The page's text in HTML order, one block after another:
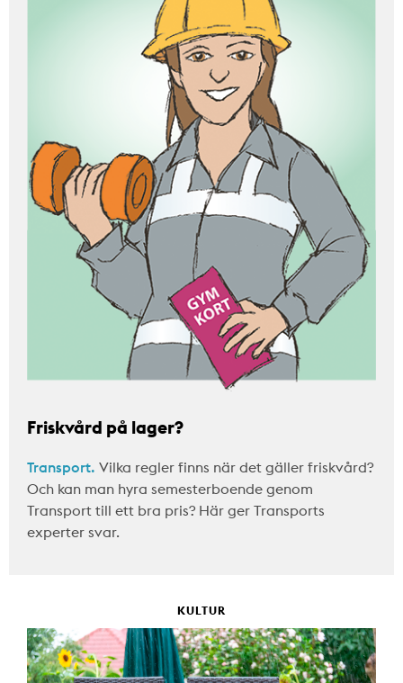
Friskvård på lager?
Transport. Vilka regler finns när det gäller friskvård?
Och kan man hyra semesterboende genom
Transport till ett bra pris? Här ger Transports
experter svar.
KULTUR